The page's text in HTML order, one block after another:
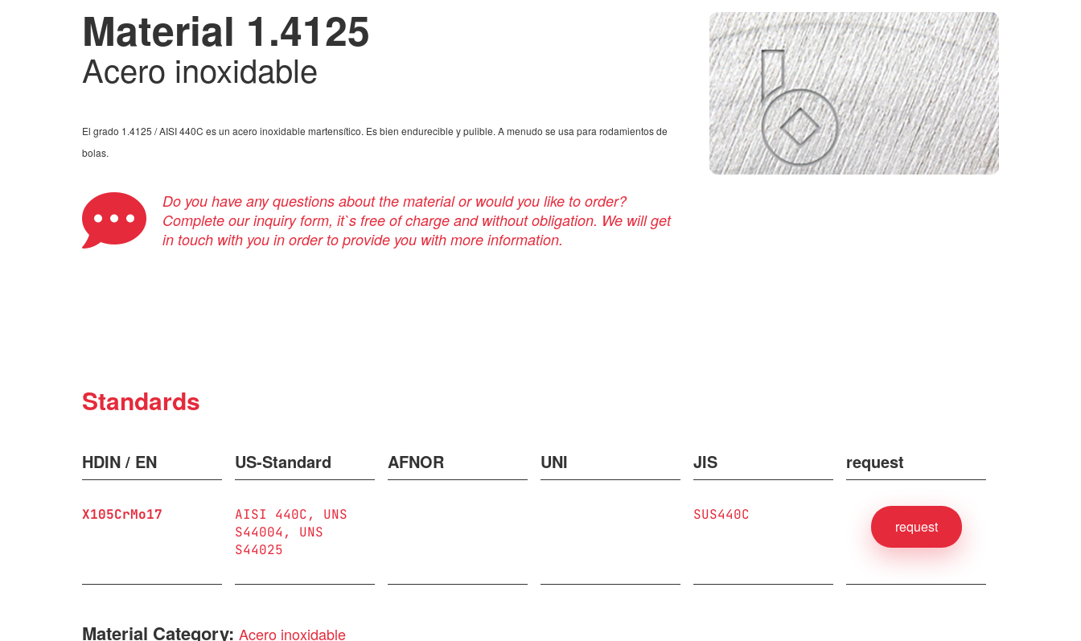
Material 1.4125
Acero inoxidable
El grado 1.4125 / AISI 440C es un acero inoxidable martensítico. Es bien endurecible y pulible. A menudo se usa para rodamientos de
bolas.
Do you have any questions about the material or would you like to order?
Complete our inquiry form, it`s free of charge and without obligation. We will get
in touch with you in order to provide you with more information.
Standards
HDIN / EN US-Standard AFNOR UNI JIS request
X105CrMo17 AISI 440C
UNS
S44004
UNS
S44025
SUS440C
request
Material Category: Acero inoxidable